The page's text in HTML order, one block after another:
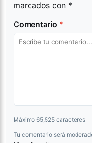
marcados con *
Comentario *
Máximo 65,525 caracteres
Tu comentario será